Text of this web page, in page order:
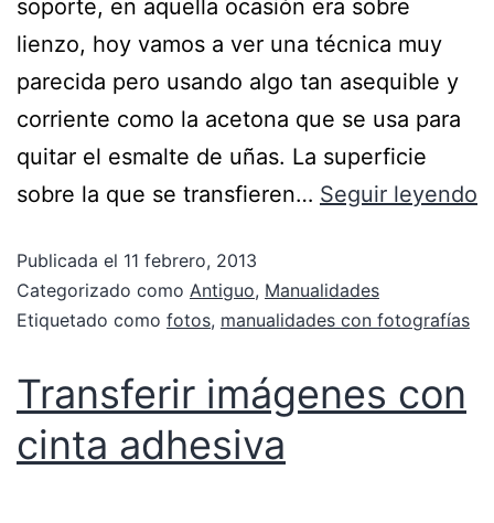
soporte, en aquella ocasión era sobre
lienzo, hoy vamos a ver una técnica muy
parecida pero usando algo tan asequible y
corriente como la acetona que se usa para
quitar el esmalte de uñas. La superficie
sobre la que se transfieren… Seguir leyendo
Publicada el 11 febrero, 2013
Categorizado como Antiguo, Manualidades
Etiquetado como fotos, manualidades con fotografías
Transferir imágenes con
cinta adhesiva